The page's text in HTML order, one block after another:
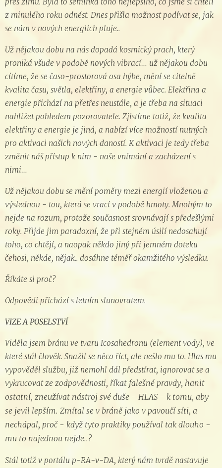
z minulého roku odnést. Dnes přišla možnost podívat se, jak
se nám v nových energiích pluje..
Už nějakou dobu na nás dopadá kosmický prach, který
proniká všude v podobě nových vibrací… už nějakou dobu
cítíme, že se časo-prostorová osa hýbe, mění se citelně
kvalita času, světla, elektřiny, a energie vůbec. Elektřina a
energie přichází na přetřes neustále, a je třeba na situaci
nahlížet pohledem pozorovatele. Zjistíme totiž, že kvalita
elektřiny a energie je jiná, a nabízí více možností nutných
pro aktivaci našich nových daností. K aktivaci je tedy třeba
změnit náš přístup k nim - naše vnímání a zacházení s
nimi…
Už nějakou dobu se mění poměry mezi energií vloženou a
výslednou - tou, která se vrací v podobě hmoty. Mnohým to
nejde na rozum, protože současnost srovnávají s předešlými
roky. Přijde jim paradoxní, že při stejném úsilí nedosahují
toho, co chtějí, a naopak někdo jiný při jemném doteku
čehosi, někde, nějak.. dosáhne téměř okamžitého výsledku.
Říkáte si proč?
Odpovědi přichází s letním slunovratem.
VIZE A POSELSTVÍ
Viděla jsem bránu ve tvaru Icosahedronu (element vody), ve
které stál člověk. Snažil se něco říct, ale nešlo mu to. Hlas mu
vypověděl službu, již nemohl dál předstírat, ignorovat se a
vykrucovat ze zodpovědnosti, říkat falešné pravdy, hanit
ostatní, zneužívat nástroj své duše - HLAS - k tomu, aby
se jevil lepším. Zmítal se v bráně jako v pavoučí síti, a
nechápal, proč - když tyto praktiky používal tak dlouho -
mu to najednou nejde..?
Stál totiž v portálu p-RA-v-DA, který nám tvrdě nastavuje